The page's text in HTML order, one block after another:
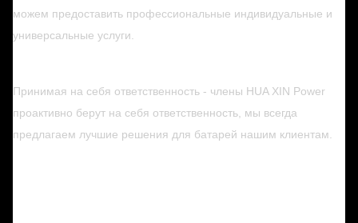
можем предоставить профессиональные индивидуальные и
универсальные услуги.
Принимая на себя ответственность - члены HUA XIN Power
проактивно берут на себя ответственность, мы всегда
предлагаем лучшие решения для батарей нашим клиентам.